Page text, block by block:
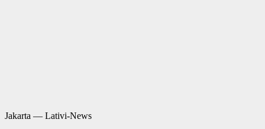
Jakarta — Lativi-News